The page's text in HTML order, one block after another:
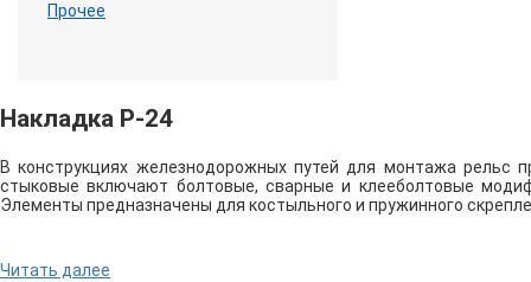
Прочее
Накладка Р-24
В конструкциях железнодорожных путей для монтажа
стыковые включают болтовые, сварные и клееболтовые
Элементы предназначены для костыльного и пружинного
Читать далее